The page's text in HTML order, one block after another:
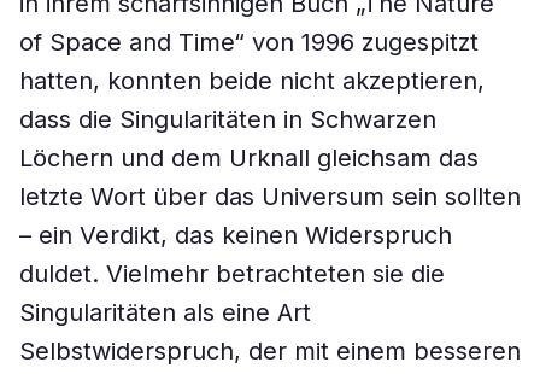
of Space and Time“ von 1996 zugespitzt
hatten, konnten beide nicht akzeptieren,
dass die Singularitäten in Schwarzen
Löchern und dem Urknall gleichsam das
letzte Wort über das Universum sein sollten
– ein Verdikt, das keinen Widerspruch
duldet. Vielmehr betrachteten sie die
Singularitäten als eine Art
Selbstwiderspruch, der mit einem besseren